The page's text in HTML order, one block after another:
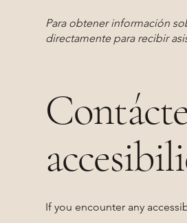
Para obtener información
directamente para recibir
If you encounter any